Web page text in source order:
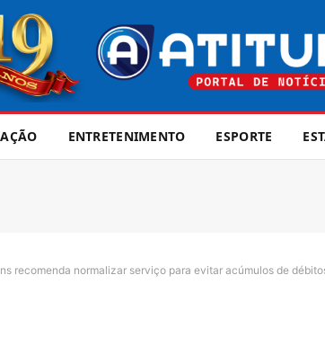
ENTRETENIMENTO ESPORTE
recomenda normalizar serviço para evitar acúmulos de